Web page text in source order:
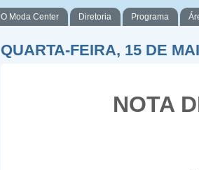
O Moda Center Diretoria Programa
QUARTA-FEIRA, 15 DE
NOTA